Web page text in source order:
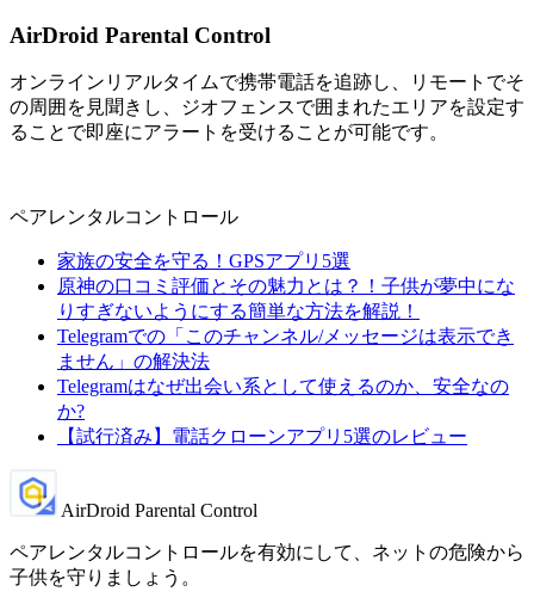
AirDroid Parental Control
オンラインリアルタイムで携帯電話を追跡し、リモートでそ
の周囲を見聞きし、ジオフェンスで囲まれたエリアを設定す
ることで即座にアラートを受けることが可能です。
ペアレンタルコントロール
家族の安全を守る！GPSアプリ5選
原神の口コミ評価とその魅力とは？！子供が夢中にな
りすぎないようにする簡単な方法を解説！
Telegramでの「このチャンネル/メッセージは表示でき
ません」の解決法
Telegramはなぜ出会い系として使えるのか、安全なの
か?
【試行済み】電話クローンアプリ5選のレビュー
AirDroid Parental Control
ペアレンタルコントロールを有効にして、ネットの危険から
子供を守りましょう。